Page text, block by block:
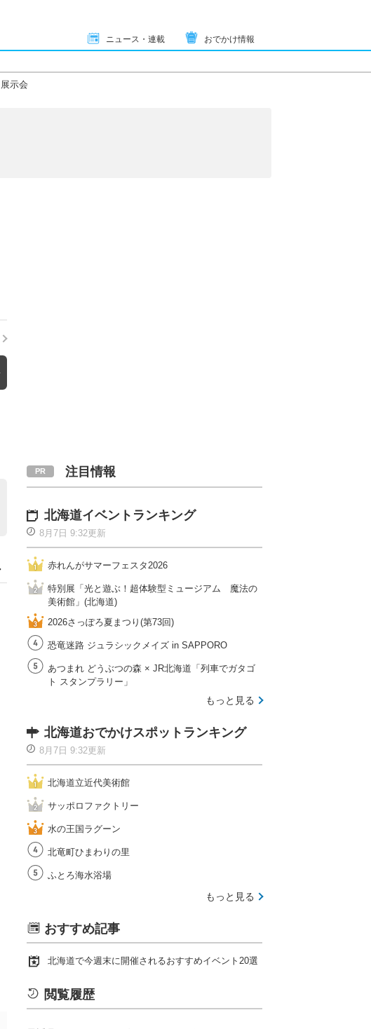
ニュース・連載 おでかけ情報
展示会
注目情報
北海道イベントランキング
8月7日 9:32更新
赤れんがサマーフェスタ2026
特別展「光と遊ぶ！超体験型ミュージアム 魔法の
美術館」(北海道)
2026さっぽろ夏まつり(第73回)
恐竜迷路 ジュラシックメイズ in SAPPORO
あつまれ どうぶつの森 × JR北海道「列車でガタゴ
ト スタンプラリー」
もっと見る
北海道おでかけスポットランキング
8月7日 9:32更新
北海道立近代美術館
サッポロファクトリー
水の王国ラグーン
北竜町ひまわりの里
ふとろ海水浴場
もっと見る
おすすめ記事
北海道で今週末に開催されるおすすめイベント20選
閲覧履歴